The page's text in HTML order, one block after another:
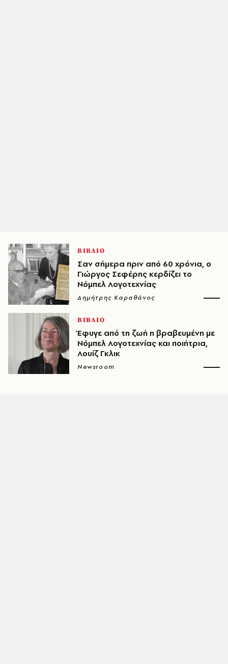
ΒΙΒΛΙΟ
Σαν σήμερα πριν από 60 χρόνια, ο
Γιώργος Σεφέρης κερδίζει το
Νόμπελ Λογοτεχνίας
Δημήτρης Καραθάνος
ΒΙΒΛΙΟ
Έφυγε από τη ζωή η βραβευμένη με
Νόμπελ Λογοτεχνίας και ποιήτρια,
Λουίζ Γκλικ
Newsroom